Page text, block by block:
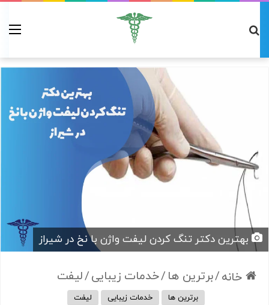
بهترین دکتر تنگ کردن لیفت واژن با نخ در شیراز
خانه/برترین ها /خدمات زیبایی/لیفت
برترین ها خدمات زیبایی لیفت